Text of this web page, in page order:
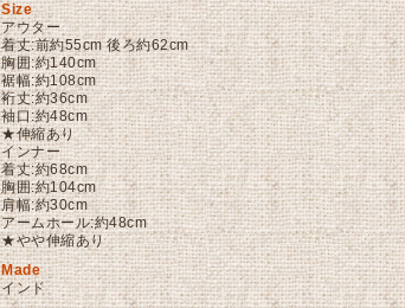
Size
アウター
着丈:前約55cm 後ろ約62cm
胸囲:約140cm
裾幅:約108cm
裄丈:約36cm
袖口:約48cm
★伸縮あり
インナー
着丈:約68cm
胸囲:約104cm
肩幅:約30cm
アームホール:約48cm
★やや伸縮あり
Made
インド